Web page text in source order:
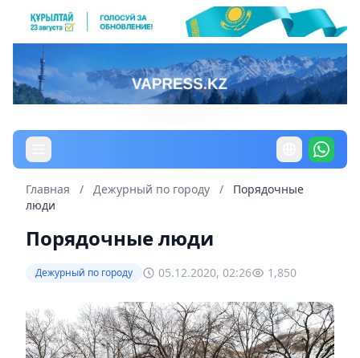
Главная / Дежурный по городу /
Порядочные
люди
Порядочные люди
Дежурный по городу 05.12.2020, 02:26 1,850